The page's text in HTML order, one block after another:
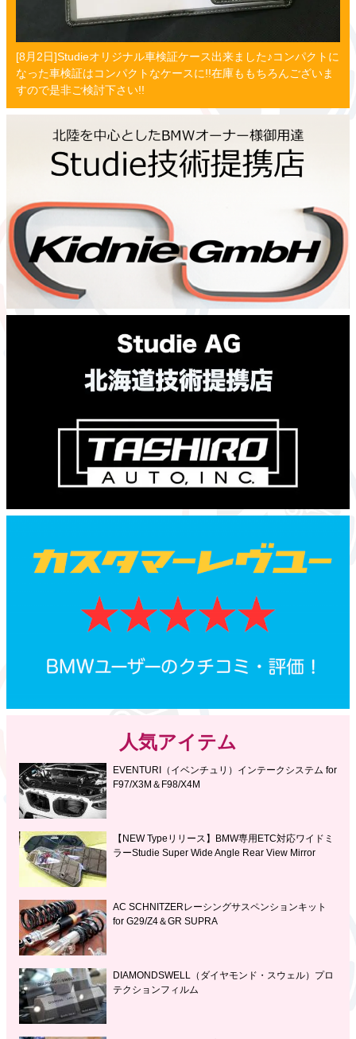
[8月2日]Studieオリジナル車検証ケース出来ました♪コンパクトに
なった車検証はコンパクトなケースに!!在庫ももちろんございま
すので是非ご検討下さい!!
人気アイテム
EVENTURI（イベンチュリ）インテークシステム for
F97/X3M＆F98/X4M
【NEW Typeリリース】BMW専用ETC対応ワイドミ
ラーStudie Super Wide Angle Rear View Mirror
AC SCHNITZERレーシングサスペンションキット
for G29/Z4＆GR SUPRA
DIAMONDSWELL（ダイヤモンド・スウェル）プロ
テクションフィルム